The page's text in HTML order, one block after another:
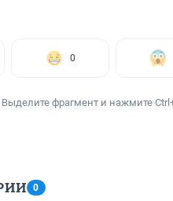
0
фрагмент и нажмите
0